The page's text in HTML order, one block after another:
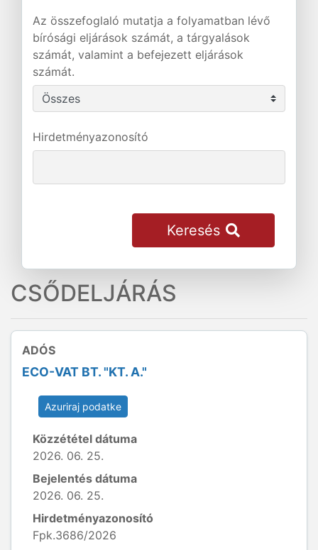
Az összefoglaló mutatja a folyamatban lévő
bírósági eljárások számát, a tárgyalások
számát, valamint a befejezett eljárások
számát.
Hirdetményazonosító
Keresés
CSŐDELJÁRÁS
ADÓS
ECO-VAT BT. "KT. A."
Azuriraj podatke
Közzététel dátuma
2026. 06. 25.
Bejelentés dátuma
2026. 06. 25.
Hirdetményazonosító
Fpk.3686/2026